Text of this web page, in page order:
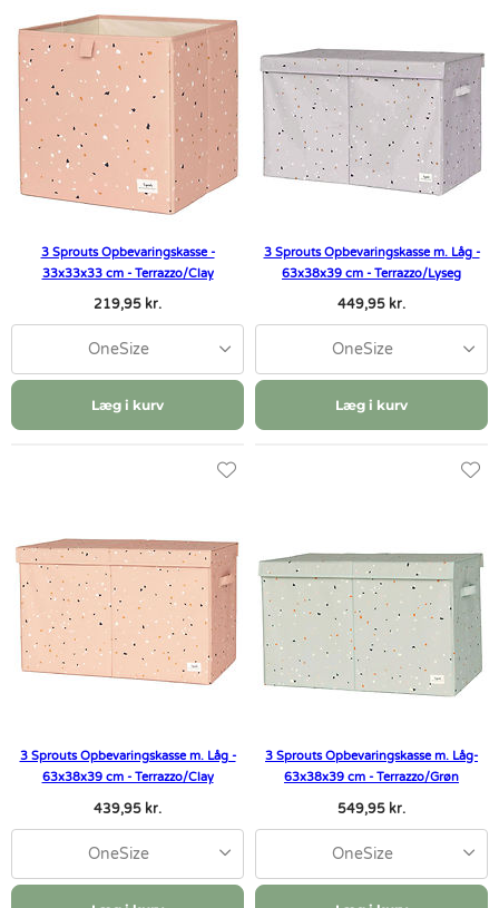
3 Sprouts Opbevaringskasse -
33x33x33 cm - Terrazzo/Clay
219,95 kr.
OneSize
Læg i kurv
3 Sprouts Opbevaringskasse m. Låg -
63x38x39 cm - Terrazzo/Lyseg
449,95 kr.
OneSize
Læg i kurv
3 Sprouts Opbevaringskasse m. Låg -
63x38x39 cm - Terrazzo/Clay
439,95 kr.
OneSize
3 Sprouts Opbevaringskasse m. Låg-
63x38x39 cm - Terrazzo/Grøn
549,95 kr.
OneSize